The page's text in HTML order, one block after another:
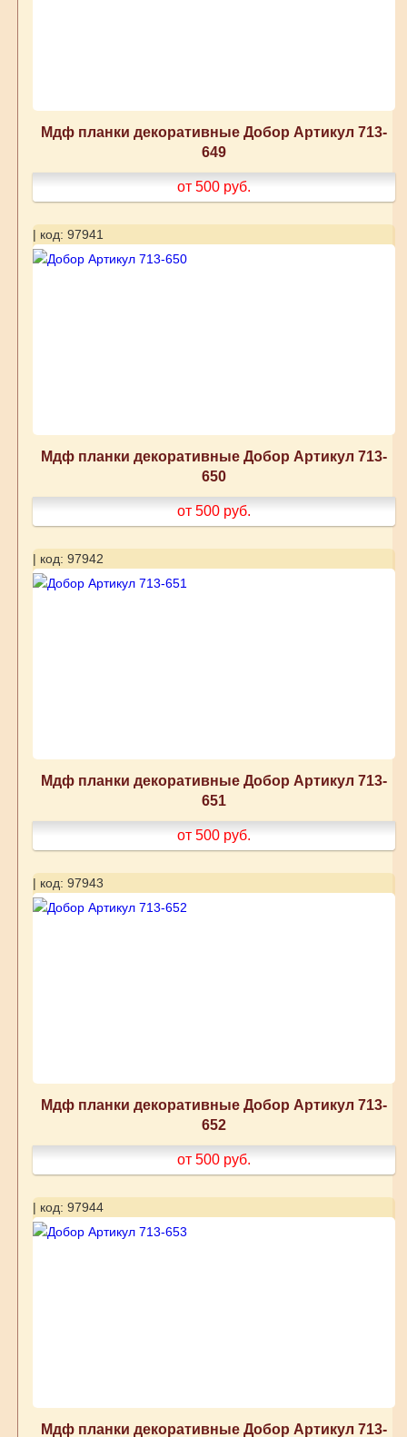
Мдф планки декоративные Добор Артикул 713-
649
от 500 руб.
| код: 97941
Мдф планки декоративные Добор Артикул 713-
650
от 500 руб.
| код: 97942
Мдф планки декоративные Добор Артикул 713-
651
от 500 руб.
| код: 97943
Мдф планки декоративные Добор Артикул 713-
652
от 500 руб.
| код: 97944
Мдф планки декоративные Добор Артикул 713-